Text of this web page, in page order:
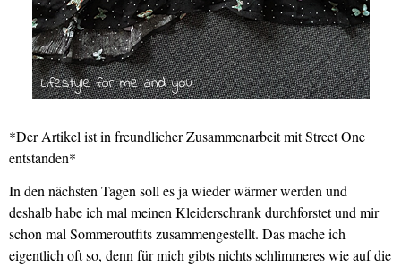
*Der Artikel ist in freundlicher Zusammenarbeit mit Street One
entstanden*
In den nächsten Tagen soll es ja wieder wärmer werden und
deshalb habe ich mal meinen Kleiderschrank durchforstet und mir
schon mal Sommeroutfits zusammengestellt. Das mache ich
eigentlich oft so, denn für mich gibts nichts schlimmeres wie auf die